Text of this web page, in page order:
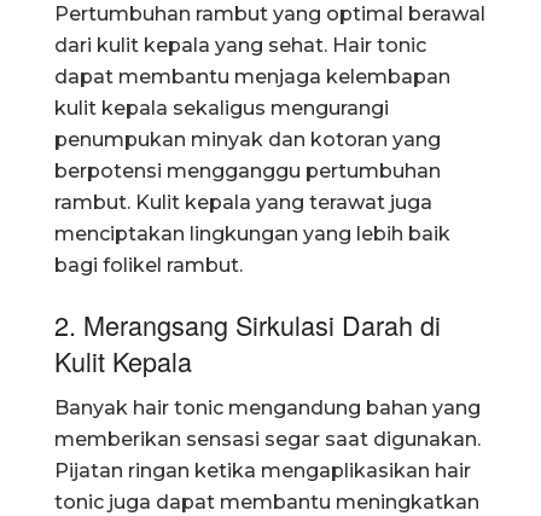
Pertumbuhan rambut yang optimal berawal
dari kulit kepala yang sehat. Hair tonic
dapat membantu menjaga kelembapan
kulit kepala sekaligus mengurangi
penumpukan minyak dan kotoran yang
berpotensi mengganggu pertumbuhan
rambut. Kulit kepala yang terawat juga
menciptakan lingkungan yang lebih baik
bagi folikel rambut.
2. Merangsang Sirkulasi Darah di
Kulit Kepala
Banyak hair tonic mengandung bahan yang
memberikan sensasi segar saat digunakan.
Pijatan ringan ketika mengaplikasikan hair
tonic juga dapat membantu meningkatkan